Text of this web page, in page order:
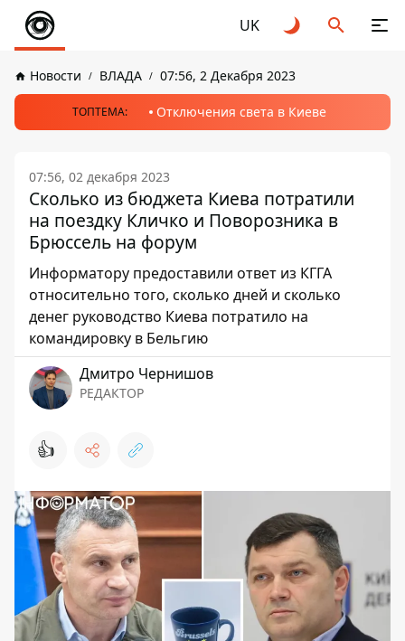
UK
Новости ВЛАДА 07:56, 2 Декабря 2023
ТОПТЕМА: Отключения света в Киеве
07:56, 02 декабря 2023
Сколько из бюджета Киева потратили
на поездку Кличко и Поворозника в
Брюссель на форум
Информатору предоставили ответ из КГГА
относительно того, сколько дней и сколько
денег руководство Киева потратило на
командировку в Бельгию
Дмитро Чернишов
РЕДАКТОР
👍